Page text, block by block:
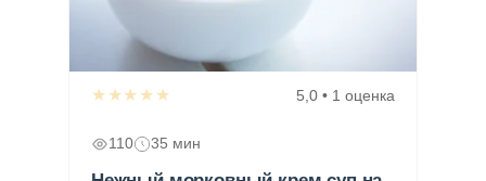
★★★★★ 5,0 • 1 оценка
110 35 мин